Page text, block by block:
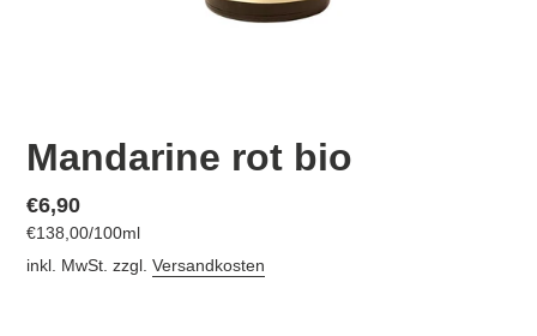
Mandarine rot bio
Normaler
Preis
€6,90
Einzelpreis
€138,00/pro
100ml
inkl. MwSt. zzgl. Versandkosten